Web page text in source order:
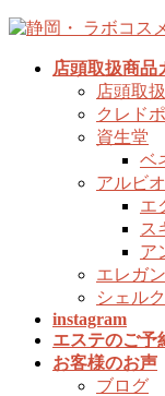
コ
ナ
店頭取扱商品
店頭取
クレド
資生堂
ベ
アルビ
エ
ス
ア
エレガ
シェル
instagram
エステのご予
お客様のお声
ブログ